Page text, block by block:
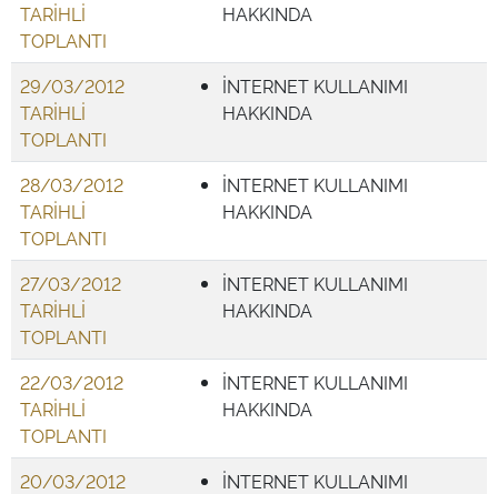
TARİHLİ
TOPLANTI
HAKKINDA
29/03/2012
TARİHLİ
TOPLANTI
İNTERNET KULLANIMI
HAKKINDA
28/03/2012
TARİHLİ
TOPLANTI
İNTERNET KULLANIMI
HAKKINDA
27/03/2012
TARİHLİ
TOPLANTI
İNTERNET KULLANIMI
HAKKINDA
22/03/2012
TARİHLİ
TOPLANTI
İNTERNET KULLANIMI
HAKKINDA
20/03/2012
İNTERNET KULLANIMI